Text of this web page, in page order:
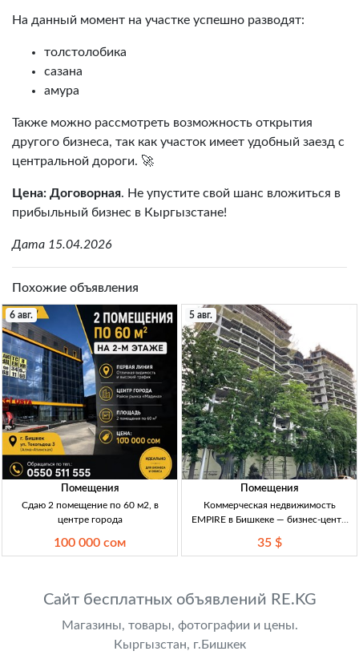
На данный момент на участке успешно разводят:
толстолобика
сазана
амура
Также можно рассмотреть возможность открытия
другого бизнеса, так как участок имеет удобный заезд с
центральной дороги. 🚀
Цена: Договорная. Не упустите свой шанс вложиться в
прибыльный бизнес в Кыргызстане!
Дата 15.04.2026
Похожие объявления
6 авг.
Помещения
Сдаю 2 помещение по 60 м2, в
центре города
100 000 сом
5 авг.
Помещения
Коммерческая недвижимость
EMPIRE в Бишкеке — бизнес-центр
помещения в БЦ кл. А и ТЦ, Бишкек,
35 $
Сайт бесплатных объявлений RE.KG
Магазины, товары, фотографии и цены.
Кыргызстан, г.Бишкек